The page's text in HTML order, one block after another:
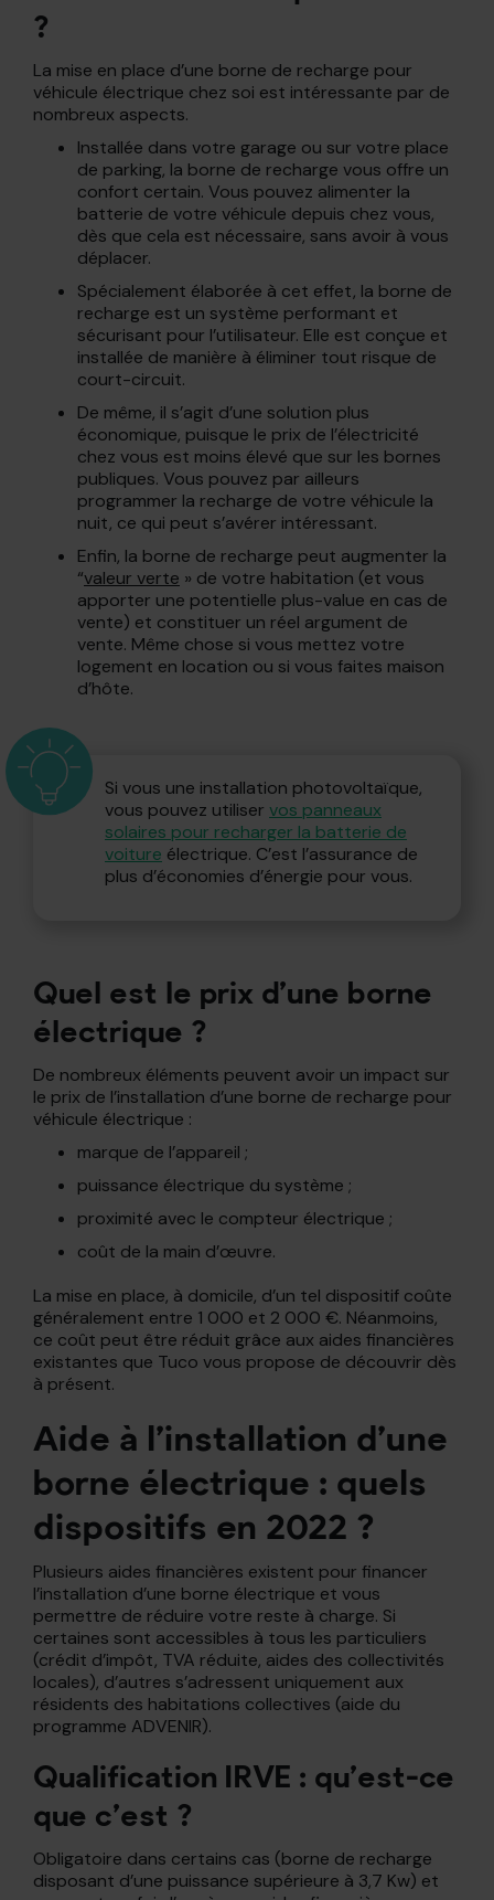
?
La mise en place d’une borne de recharge pour
véhicule électrique chez soi est intéressante par de
nombreux aspects.
Installée dans votre garage ou sur votre place
de parking, la borne de recharge vous offre un
confort certain. Vous pouvez alimenter la
batterie de votre véhicule depuis chez vous,
dès que cela est nécessaire, sans avoir à vous
déplacer.
Spécialement élaborée à cet effet, la borne de
recharge est un système performant et
sécurisant pour l’utilisateur. Elle est conçue et
installée de manière à éliminer tout risque de
court-circuit.
De même, il s’agit d’une solution plus
économique, puisque le prix de l’électricité
chez vous est moins élevé que sur les bornes
publiques. Vous pouvez par ailleurs
programmer la recharge de votre véhicule la
nuit, ce qui peut s’avérer intéressant.
Enfin, la borne de recharge peut augmenter la
“valeur verte » de votre habitation (et vous
apporter une potentielle plus-value en cas de
vente) et constituer un réel argument de
vente. Même chose si vous mettez votre
logement en location ou si vous faites maison
d’hôte.
Si vous une installation photovoltaïque,
vous pouvez utiliser vos panneaux
solaires pour recharger la batterie de
voiture électrique. C’est l’assurance de
plus d’économies d’énergie pour vous.
Quel est le prix d’une borne
électrique ?
De nombreux éléments peuvent avoir un impact sur
le prix de l’installation d’une borne de recharge pour
véhicule électrique :
marque de l’appareil ;
puissance électrique du système ;
proximité avec le compteur électrique ;
coût de la main d’œuvre.
La mise en place, à domicile, d’un tel dispositif coûte
généralement entre 1 000 et 2 000 €. Néanmoins,
ce coût peut être réduit grâce aux aides financières
existantes que Tuco vous propose de découvrir dès
à présent.
Aide à l’installation d’une
borne électrique : quels
dispositifs en 2022 ?
Plusieurs aides financières existent pour financer
l’installation d’une borne électrique et vous
permettre de réduire votre reste à charge. Si
certaines sont accessibles à tous les particuliers
(crédit d’impôt, TVA réduite, aides des collectivités
locales), d’autres s’adressent uniquement aux
résidents des habitations collectives (aide du
programme ADVENIR).
Qualification IRVE : qu’est-ce
que c’est ?
Obligatoire dans certains cas (borne de recharge
disposant d’une puissance supérieure à 3,7 Kw) et